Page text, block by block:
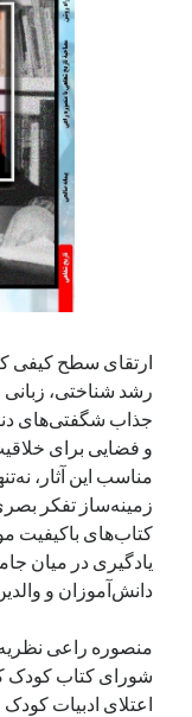
آخرین
George Veithدرمَه‌لقا
در
ارتقای سطح کیفی
رشد شناختی، زبانی
جذاب شگفتی‌های
و فضایی برای
مناسب این آثار،
زمینه‌‌ساز تفکر
کتاب‌های باکیفیت
یادگیری در میان
دانش‌آموزان و
منصوره راعی‌
شورای کتاب کودک
اعتلای ادبیات